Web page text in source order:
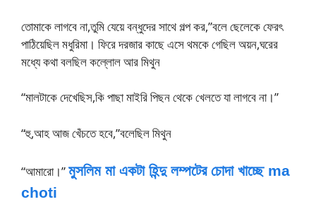
তোমাকে লাগবে না,তুমি যেয়ে বন্ধুদের সাথে গল্প কর,”বলে ছেলেকে ফেরৎ
পাঠিয়েছিল মধুরিমা। ফিরে দরজার কাছে এসে থমকে গেছিল অয়ন,ঘরের
মধ্যে কথা বলছিল কল্লোল আর মিথুন
“মালটাকে দেখেছিস,কি পাছা মাইরি পিছন থেকে খেলতে যা লাগবে না।”
“হু,আহ আজ খেঁচতে হবে,”বলেছিল মিথুন
“আমারো।”মুসলিম মা একটা হিন্দু লম্পটের চোদা খাচ্ছে ma
choti